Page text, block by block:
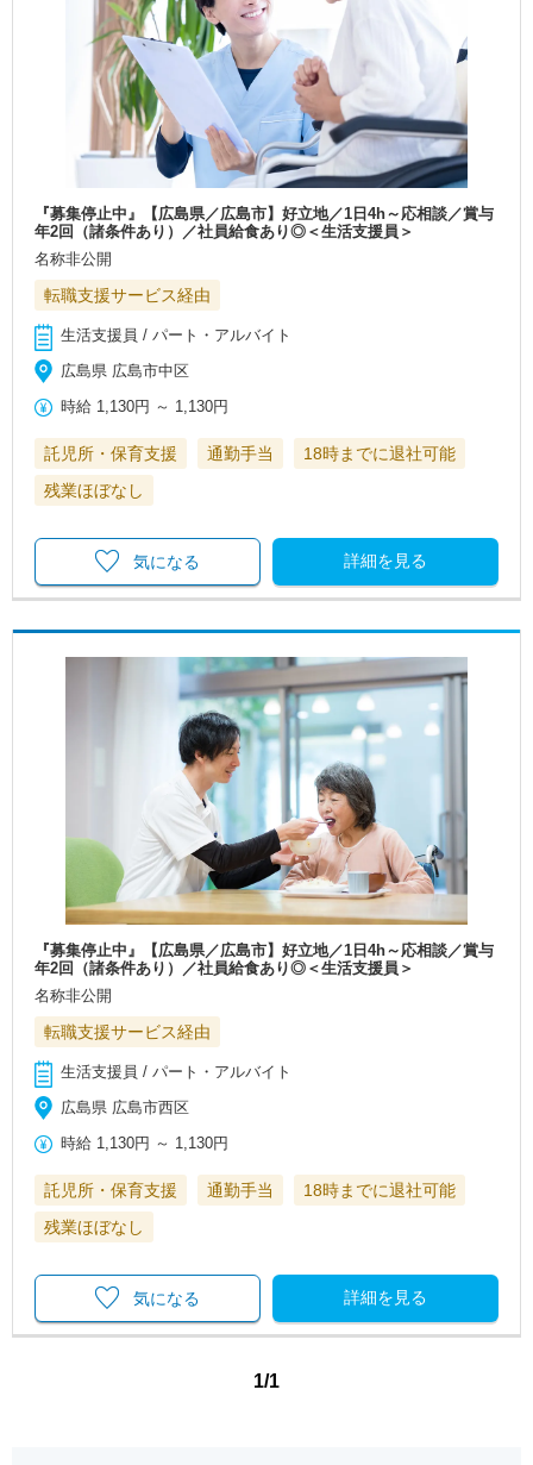
『募集停止中』【広島県／広島市】好立地／1日4h～応相談／賞与
年2回（諸条件あり）／社員給食あり◎＜生活支援員＞
名称非公開
転職支援サービス経由
生活支援員 / パート・アルバイト
広島県 広島市中区
時給 1,130円 ～ 1,130円
託児所・保育支援 通勤手当
18時までに退社可能
残業ほぼなし
詳細を見る
気になる
『募集停止中』【広島県／広島市】好立地／1日4h～応相談／賞与
年2回（諸条件あり）／社員給食あり◎＜生活支援員＞
名称非公開
転職支援サービス経由
生活支援員 / パート・アルバイト
広島県 広島市西区
時給 1,130円 ～ 1,130円
託児所・保育支援 通勤手当
18時までに退社可能
残業ほぼなし
詳細を見る
気になる
1/1